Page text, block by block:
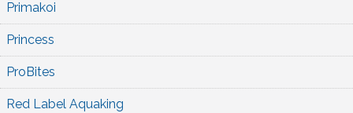
Primakoi
Princess
ProBites
Red Label Aquaking